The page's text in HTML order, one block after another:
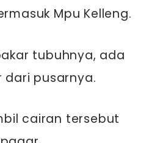
Mpu Kelleng.
tubuhnya, ada
dari pusarnya.
cairan tersebut